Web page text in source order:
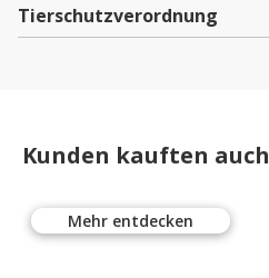
Tierschutzverordnung
Kunden kauften auch
Mehr entdecken